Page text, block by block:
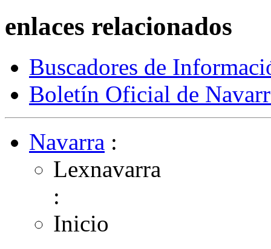
enlaces relacionados
Buscadores de
Boletín Oficial de
Navarra :
Lexnavarra
:
Inicio